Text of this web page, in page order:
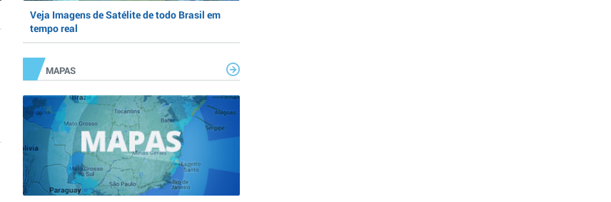
Veja Imagens de Satélite de todo Brasil em
tempo real
MAPAS